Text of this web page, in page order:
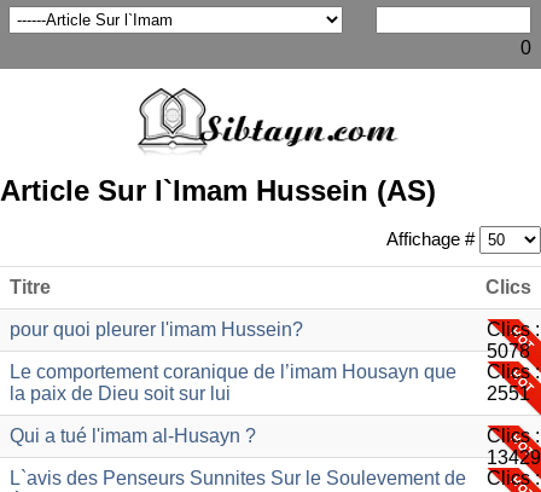
0
Article Sur l`Imam Hussein (AS)
Affichage #
Titre Clics
pour quoi pleurer l'imam Hussein?
Clics :
5078
Le comportement coranique de l’imam Housayn que
la paix de Dieu soit sur lui
Clics :
2551
Qui a tué l'imam al-Husayn ?
Clics :
13429
L`avis des Penseurs Sunnites Sur le Soulevement de
Clics :